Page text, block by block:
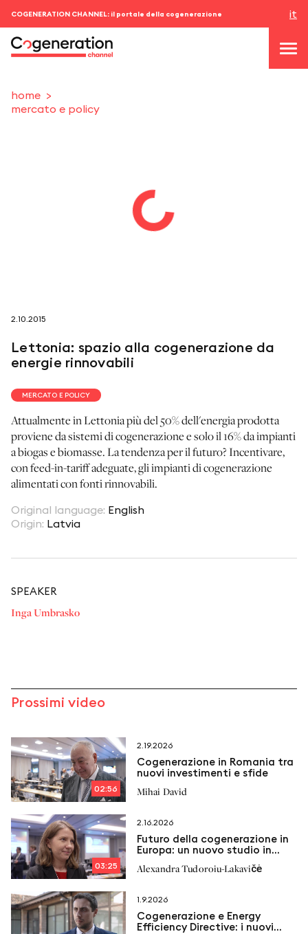
COGENERATION CHANNEL: il portale della cogenerazione it
seguici su
netzerotube
home
mercato e policy
2.10.2015
Lettonia: spazio alla cogenerazione da
energie rinnovabili
MERCATO E POLICY
Attualmente in Lettonia più del 50% dell'energia prodotta
proviene da sistemi di cogenerazione e solo il 16% da impianti
a biogas e biomasse. La tendenza per il futuro? Incentivare,
con feed-in-tariff adeguate, gli impianti di cogenerazione
alimentati con fonti rinnovabili.
Original language: English
Origin: Latvia
SPEAKER
Inga Umbrasko
Prossimi video
02:56
2.19.2026
Cogenerazione in Romania tra
nuovi investimenti e sfide
Mihai David
03:25
2.16.2026
Futuro della cogenerazione in
Europa: un nuovo studio in
Alexandra Tudoroiu-Lakavičė
1.9.2026
Cogenerazione e Energy
Efficiency Directive: i nuovi